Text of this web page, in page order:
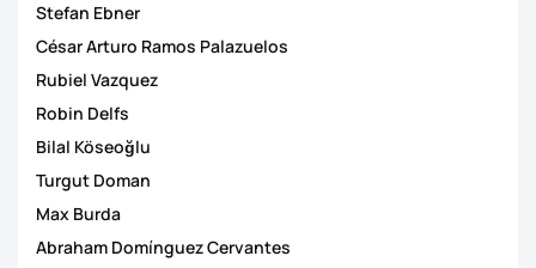
Stefan Ebner
César Arturo Ramos Palazuelos
Rubiel Vazquez
Robin Delfs
Bilal Köseoğlu
Turgut Doman
Max Burda
Abraham Domínguez Cervantes